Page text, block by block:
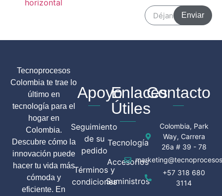
Enviar
Tecnoprocesos
Colombia te trae lo
último en
tecnología para el
hogar en
Colombia.
Descubre cómo la
innovación puede
hacer tu vida más
cómoda y
eficiente. En
Apoyo
Seguimiento
de su
pedido
Términos y
condiciones
Enlaces
Útiles
Tecnología
Accesorios
Suministros
Contacto
Colombia, Park
Way, Carrera
26a # 39 - 78
+57 318 680
3114